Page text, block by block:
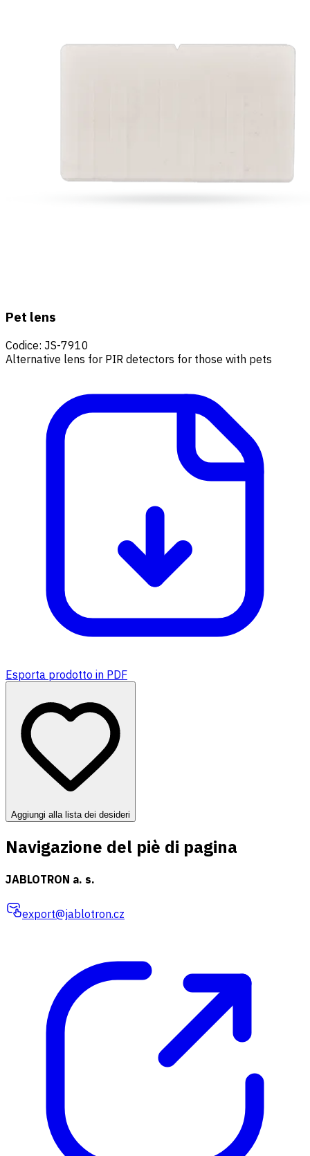
Pet lens
Codice: JS-7910
Alternative lens for PIR detectors for those with pets
Esporta prodotto in PDF
Aggiungi alla lista dei desideri
Navigazione del piè di pagina
JABLOTRON a. s.
export@jablotron.cz